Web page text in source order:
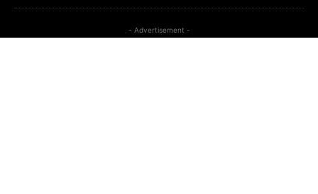
- Advertisement -